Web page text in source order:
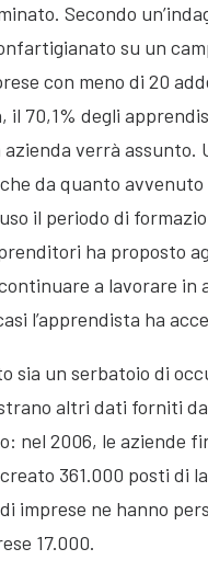
Secondo
su un
con meno di 20
il 70,1% degli
verrà assunto.
da quanto avvenuto
il periodo di
ha proposto
a lavorare in
l’apprendista ha
sia un serbatoio di
altri dati forniti da
nel 2006, le aziende
361.000 posti di
imprese ne hanno
17.000.